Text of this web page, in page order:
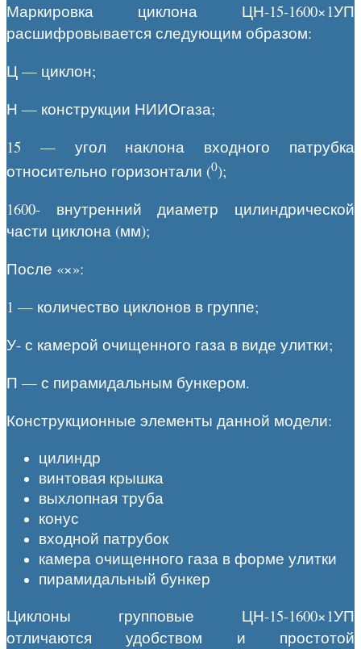
Маркировка циклона ЦН-15-1600×1УП
расшифровывается следующим образом:
Ц — циклон;
Н — конструкции НИИОгаза;
15 — угол наклона входного патрубка
относительно горизонтали (0);
1600- внутренний диаметр цилиндрической
части циклона (мм);
После «×»:
1 — количество циклонов в группе;
У- с камерой очищенного газа в виде улитки;
П — с пирамидальным бункером.
Конструкционные элементы данной модели:
цилиндр
винтовая крышка
выхлопная труба
конус
входной патрубок
камера очищенного газа в форме улитки
пирамидальный бункер
Циклоны групповые ЦН-15-1600×1УП
отличаются удобством и простотой